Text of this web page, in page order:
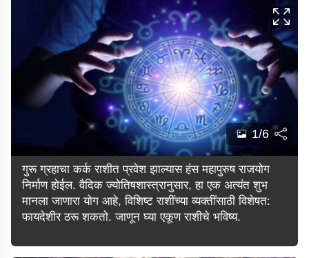
1/6
गुरू ग्रहाचा कर्क राशीत प्रवेश झाल्यास हंस महापुरुष राजयोग
निर्माण होईल. वैदिक ज्योतिषशास्त्रानुसार, हा एक अत्यंत शुभ
मानला जाणारा योग आहे, विशिष्ट राशींच्या व्यक्तींसाठी विशेषत:
फायदेशीर ठरू शकतो. जाणून घ्या एकूण राशीचे भविष्य.